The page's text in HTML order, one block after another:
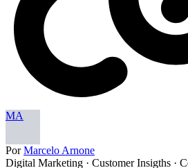
MA
PorMarcelo Arnone
Digital Marketing · Customer Insigths ·